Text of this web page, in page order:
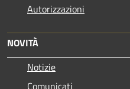
Autorizzazioni
NOVITÀ
Notizie
Comunicati